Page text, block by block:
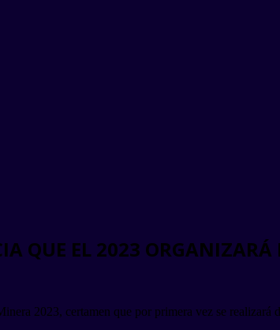
QUE EL 2023
2023, certamen que por primera vez se realizará